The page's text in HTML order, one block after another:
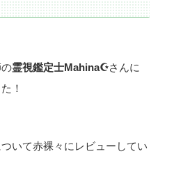
霊視鑑定士Mahina☪️さんに
！
いて赤裸々にレビューしてい